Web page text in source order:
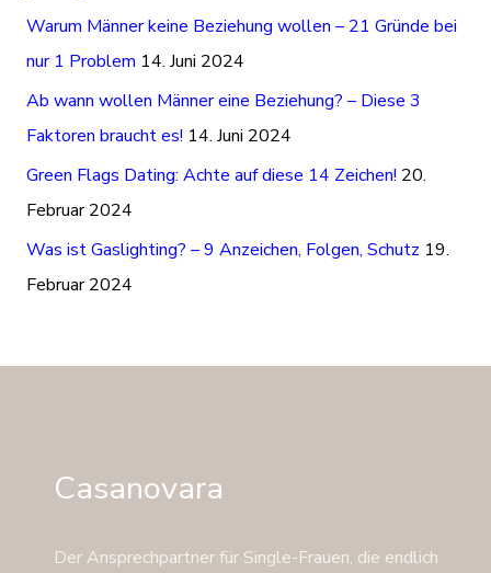
Warum Männer keine Beziehung wollen – 21 Gründe bei
nur 1 Problem 14. Juni 2024
Ab wann wollen Männer eine Beziehung? – Diese 3
Faktoren braucht es! 14. Juni 2024
Green Flags Dating: Achte auf diese 14 Zeichen! 20.
Februar 2024
Was ist Gaslighting? – 9 Anzeichen, Folgen, Schutz 19.
Februar 2024
Casanovara
Der Ansprechpartner für Single-Frauen, die endlich